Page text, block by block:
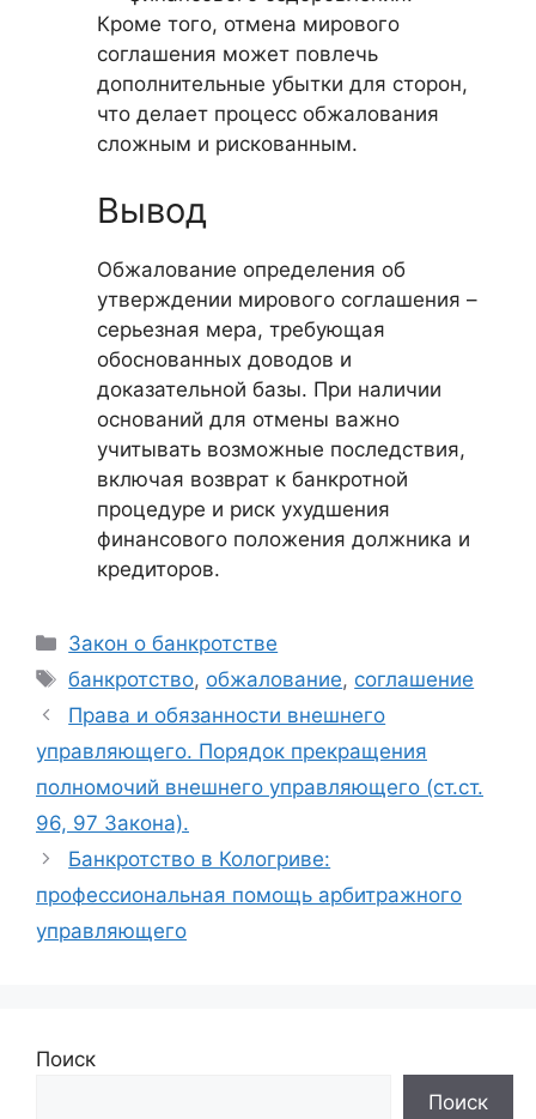
Кроме того, отмена мирового
соглашения может повлечь
дополнительные убытки для сторон,
что делает процесс обжалования
сложным и рискованным.
Вывод
Обжалование определения об
утверждении мирового соглашения –
серьезная мера, требующая
обоснованных доводов и
доказательной базы. При наличии
оснований для отмены важно
учитывать возможные последствия,
включая возврат к банкротной
процедуре и риск ухудшения
финансового положения должника и
кредиторов.
Рубрики
Закон о банкротстве
Метки
банкротство, обжалование, соглашение
Права и обязанности внешнего
управляющего. Порядок прекращения
полномочий внешнего управляющего (ст.ст.
96, 97 Закона).
Банкротство в Кологриве:
профессиональная помощь арбитражного
управляющего
Поиск
Поиск